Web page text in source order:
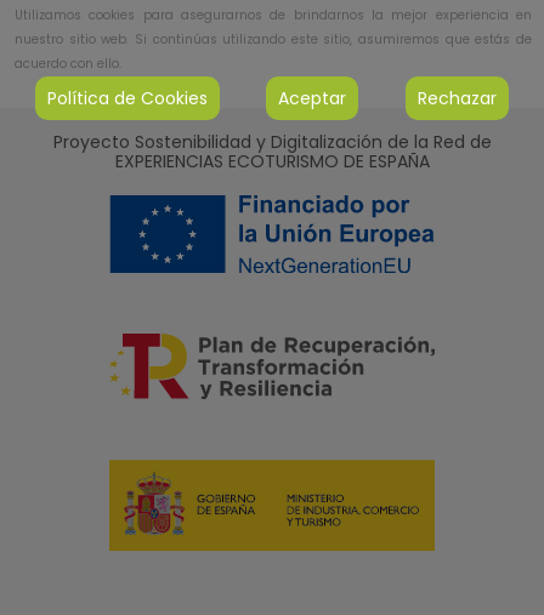
Proyecto Sostenibilidad y Digitalización de la Red de
EXPERIENCIAS ECOTURISMO DE ESPAÑA
Utilizamos cookies para asegurarnos de brindarnos la mejor experiencia en
nuestro sitio web. Si continúas utilizando este sitio, asumiremos que estás de
acuerdo con ello.
Política de Cookies Aceptar Rechazar